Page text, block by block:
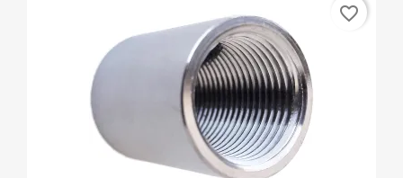
favorite_border